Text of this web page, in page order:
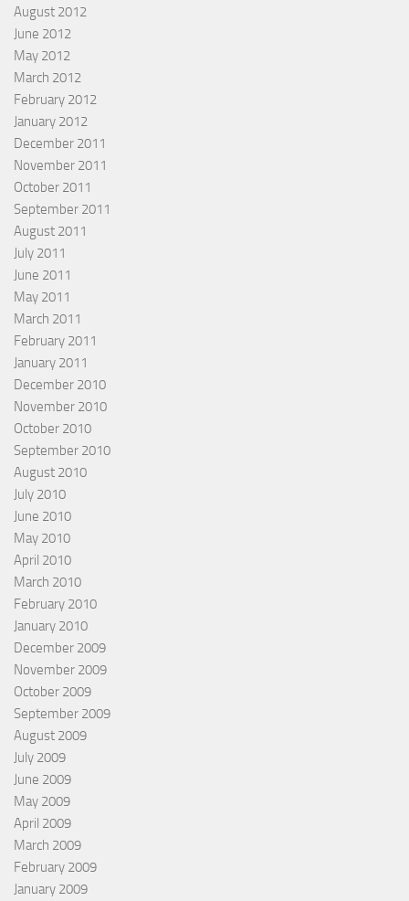
August 2012
June 2012
May 2012
March 2012
February 2012
January 2012
December 2011
November 2011
October 2011
September 2011
August 2011
July 2011
June 2011
May 2011
March 2011
February 2011
January 2011
December 2010
November 2010
October 2010
September 2010
August 2010
July 2010
June 2010
May 2010
April 2010
March 2010
February 2010
January 2010
December 2009
November 2009
October 2009
September 2009
August 2009
July 2009
June 2009
May 2009
April 2009
March 2009
February 2009
January 2009